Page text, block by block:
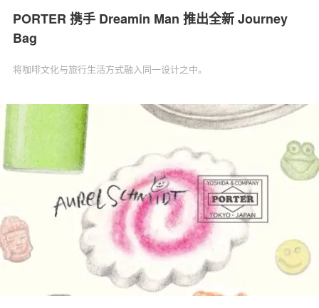
PORTER 携手 Dreamin Man 推出全新 Journey
Bag
将咖啡文化与旅行生活方式融入同一设计之中。